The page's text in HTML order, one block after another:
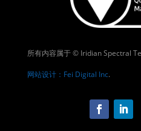
所有内容属于 © Iridian Spectral
网站设计：Fei Digital Inc.